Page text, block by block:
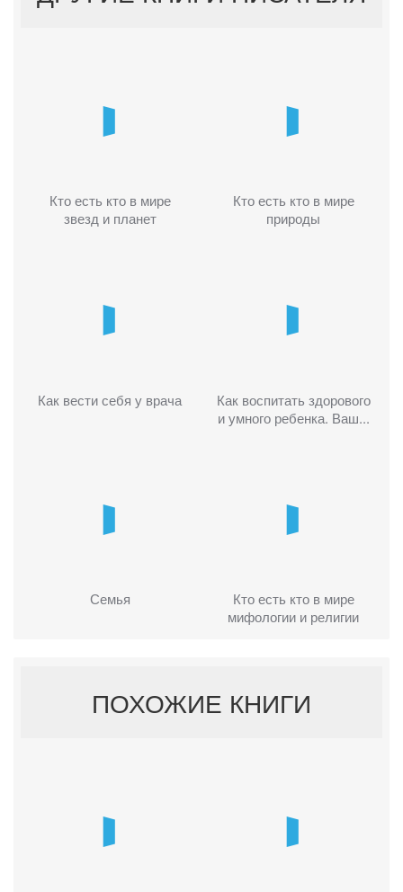
Кто есть кто в мире
звезд и планет
Кто есть кто в мире
природы
Как вести себя у врача
Как воспитать здорового
и умного ребенка. Ваш...
Семья
Кто есть кто в мире
мифологии и религии
ПОХОЖИЕ КНИГИ